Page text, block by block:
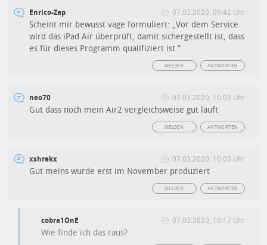
Enrico-Zap 07.03.2020, 09:42 Uhr
Scheint mir bewusst vage formuliert: „Vor dem Service
wird das iPad Air überprüft, damit sichergestellt ist, dass
es für dieses Programm qualifiziert ist.“
ANTWORTEN
MELDEN
neo70 07.03.2020, 10:03 Uhr
Gut dass noch mein Air2 vergleichsweise gut läuft
ANTWORTEN
MELDEN
xshrekx 07.03.2020, 10:05 Uhr
Gut meins wurde erst im November produziert
ANTWORTEN
MELDEN
cobra1OnE 07.03.2020, 10:17 Uhr
Wie finde ich das raus?